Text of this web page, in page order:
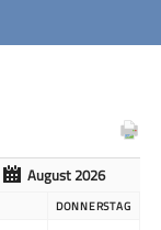
August 2026
DONNERSTAG